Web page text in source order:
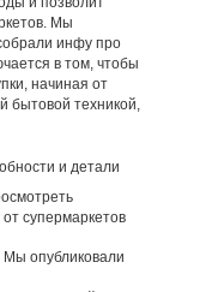
Мы
инфу про
в том, чтобы
начиная от
бытовой техникой,
и детали
супермаркетов
Мы опубликовали